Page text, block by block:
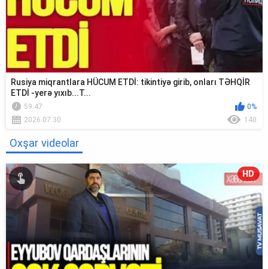
Rusiya miqrantlara HÜCUM ETDİ: tikintiyə girib, onları TƏHQİR
ETDİ -yerə yıxıb...T...
59:47
0%
2026.07.30
140
Oxşar videolar
HD